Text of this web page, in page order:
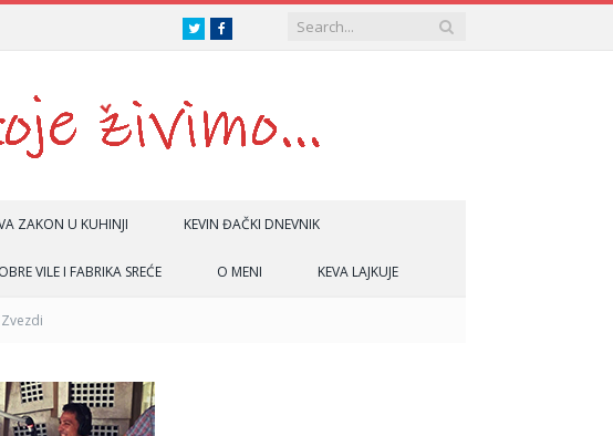
TwitterFacebook
ZAKON U KUHINJI KEVIN ĐAČKI DNEVNIK
VILE I FABRIKA SREĆE O MENI KEVA LAJKUJE